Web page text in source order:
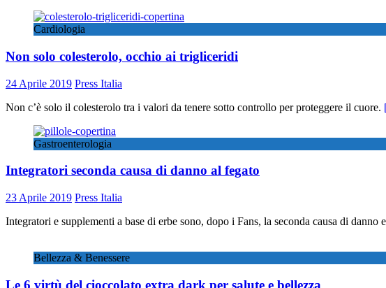
Cardiologia
Non solo colesterolo, occhio ai trigliceridi
24 Aprile 2019 Press Italia
Non c’è solo il colesterolo tra i valori da tenere sotto controllo per proteggere il cuore.
Gastroenterologia
Integratori seconda causa di danno al fegato
23 Aprile 2019 Press Italia
Integratori e supplementi a base di erbe sono, dopo i Fans, la seconda causa di danno
Bellezza & Benessere
Le 6 virtù del cioccolato extra dark per salute e bellezza